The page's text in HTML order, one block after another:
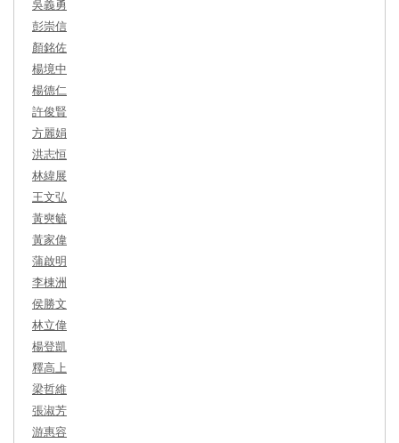
吳義勇
彭崇信
顏銘佐
楊境中
楊德仁
許俊賢
方麗娟
洪志恒
林緯展
王文弘
黃奭毓
黃家偉
蒲啟明
李棟洲
侯勝文
林立偉
楊登凱
釋高上
梁哲維
張淑芳
游惠容